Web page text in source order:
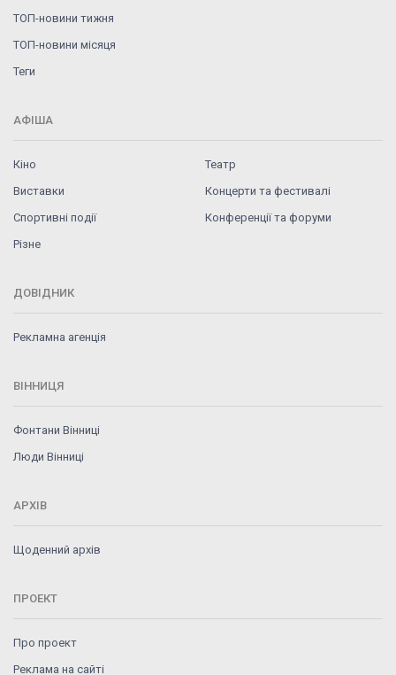
ТОП-новини тижня
ТОП-новини місяця
Теги
АФІША
Кіно
Театр
Виставки
Концерти та фестивалі
Спортивні події
Конференції та форуми
Різне
ДОВІДНИК
Рекламна агенція
ВІННИЦЯ
Фонтани Вінниці
Люди Вінниці
АРХІВ
Щоденний архів
ПРОЕКТ
Про проект
Реклама на сайті